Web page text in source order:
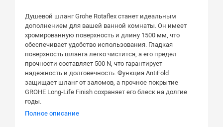
Душевой шланг Grohe Rotaflex станет идеальным
дополнением для вашей ванной комнаты. Он имеет
хромированную поверхность и длину 1500 мм, что
обеспечивает удобство использования. Гладкая
поверхность шланга легко чистится, а его предел
прочности составляет 500 N, что гарантирует
надежность и долговечность. Функция AntiFold
защищает шланг от заломов, а прочное покрытие
GROHE Long-Life Finish сохраняет его блеск на долгие
годы.
Полное описание